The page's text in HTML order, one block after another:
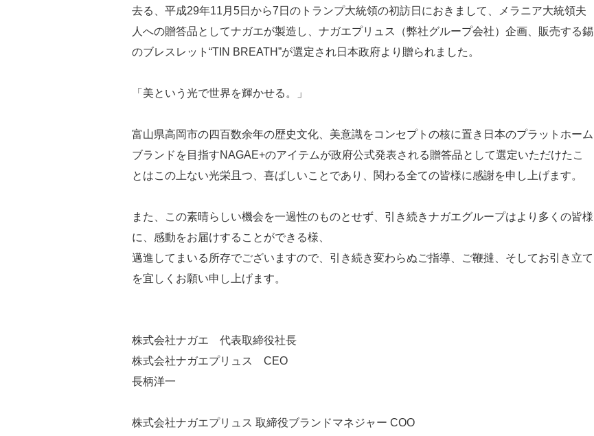
去る、平成29年11月5日から7日のトランプ大統領の初訪日におきまして、メラニア大統領夫
人への贈答品としてナガエが製造し、ナガエプリュス（弊社グループ会社）企画、販売する錫
のブレスレット“TIN BREATH”が選定され日本政府より贈られました。
「美という光で世界を輝かせる。」
富山県高岡市の四百数余年の歴史文化、美意識をコンセプトの核に置き日本のプラットホーム
ブランドを目指すNAGAE+のアイテムが政府公式発表される贈答品として選定いただけたこ
とはこの上ない光栄且つ、喜ばしいことであり、関わる全ての皆様に感謝を申し上げます。
また、この素晴らしい機会を一過性のものとせず、引き続きナガエグループはより多くの皆様
に、感動をお届けすることができる様、
邁進してまいる所存でございますので、引き続き変わらぬご指導、ご鞭撻、そしてお引き立て
を宜しくお願い申し上げます。
株式会社ナガエ 代表取締役社長
株式会社ナガエプリュス CEO
長柄洋一
株式会社ナガエプリュス 取締役ブランドマネジャー COO